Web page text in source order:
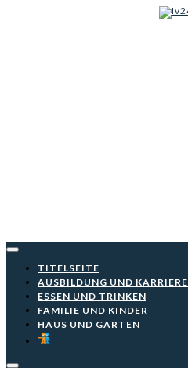
TITELSEITE
AUSBILDUNG UND KARRIERE
ESSEN UND TRINKEN
FAMILIE UND KINDER
HAUS UND GARTEN